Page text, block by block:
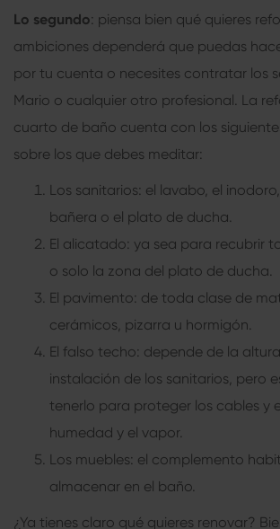
Lo segundo: piensa bien qué quieres
ambiciones dependerá que puedas
por tu cuenta o necesites contratar los
Mario o cualquier otro profesional. La
cuarto de baño cuenta con los
sobre los que debes meditar:
Los sanitarios: el lavabo, el
bañera o el plato de ducha.
El alicatado: ya sea para recubrir
o solo la zona del plato de ducha.
El pavimento: de toda clase de
cerámicos, pizarra u hormigón.
El falso techo: depende de la
instalación de los sanitarios, pero
tenerlo para proteger los cables y
humedad y el vapor.
Los muebles: el complemento
almacenar en el baño.
¿Ya tienes claro qué quieres renovar?